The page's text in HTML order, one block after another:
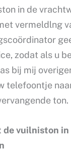
in de
vermeldlng
zodat als u
bij mij
telefoontje
ton.
de vuilniston in